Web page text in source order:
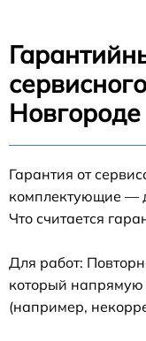
Новгороде
Гарантия от
комплектующие —
Что считается
Для работ:
который напрямую
(например,